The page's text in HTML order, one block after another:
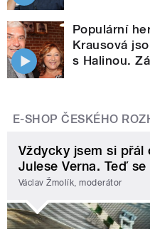
Populární
Krausová
s Halinou.
E-SHOP ČESKÉHO
Vždycky jsem si
Julese Verna. Teď
Václav Žmolík, moderátor